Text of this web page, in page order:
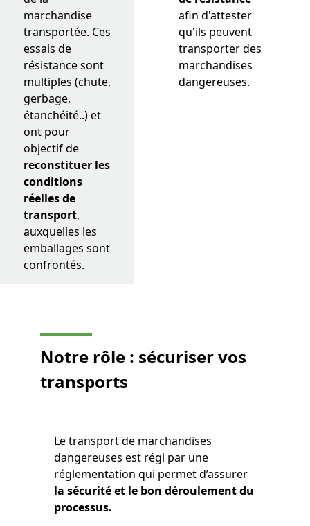
marchandise
transportée. Ces
essais de
résistance sont
multiples (chute,
gerbage,
étanchéité..) et
ont pour
objectif de
reconstituer les
conditions
réelles de
transport,
auxquelles les
emballages sont
confrontés.
afin d'attester
qu'ils peuvent
transporter des
marchandises
dangereuses.
Notre rôle : sécuriser vos
transports
Le transport de marchandises
dangereuses est régi par une
réglementation qui permet d’assurer
la sécurité et le bon déroulement du
processus.